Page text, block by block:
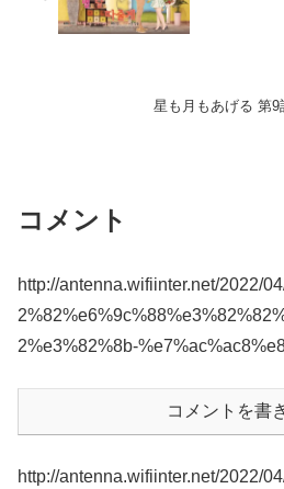
星も月もあげる 第9
コメント
http://antenna.wifiinter.net/2022/
2%e3%82%8b-
コメントを書
http://antenna.wifiinter.net/2022/